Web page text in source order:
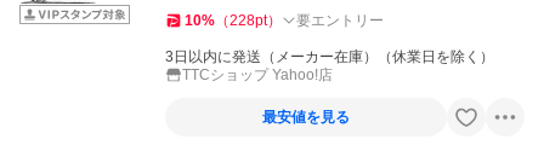
10% （228pt） 要エントリー
3日以内に発送（メーカー在庫）（休業日を除く）
TTCショップ Yahoo!店
最安値を見る